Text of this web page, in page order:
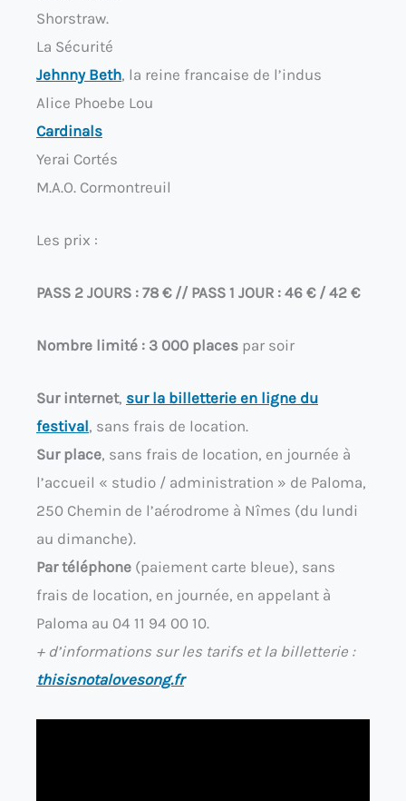
Shorstraw.
La Sécurité
Jehnny Beth, la reine francaise de l’indus
Alice Phoebe Lou
Cardinals
Yerai Cortés
M.A.O. Cormontreuil
Les prix :
PASS 2 JOURS : 78 € // PASS 1 JOUR : 46 € / 42 €
Nombre limité : 3 000 places par soir
Sur internet, sur la billetterie en ligne du
festival, sans frais de location.
Sur place, sans frais de location, en journée à
l’accueil « studio / administration » de Paloma,
250 Chemin de l’aérodrome à Nîmes (du lundi
au dimanche).
Par téléphone (paiement carte bleue), sans
frais de location, en journée, en appelant à
Paloma au 04 11 94 00 10.
+ d’informations sur les tarifs et la billetterie :
thisisnotalovesong.fr